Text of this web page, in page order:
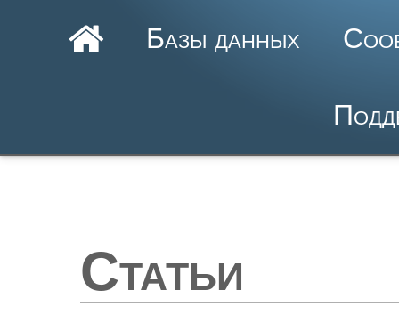
Базы данных
Статьи